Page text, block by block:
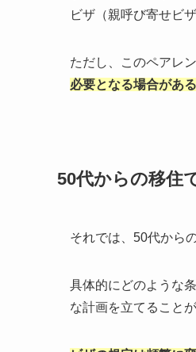
ビザ（親呼び寄せビ
ただし、このペアレ
必要となる場合がある
50代からの移住
それでは、50代から
具体的にどのような
な計画を立てることが